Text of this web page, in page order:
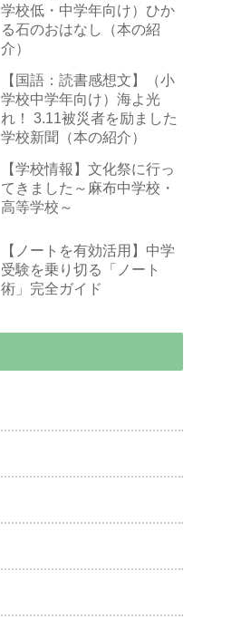
学校低・中学年向け）ひか
る石のおはなし（本の紹
介）
【国語：読書感想文】（小
学校中学年向け）海よ光
れ！ 3.11被災者を励ました
学校新聞（本の紹介）
【学校情報】文化祭に行っ
てきました～麻布中学校・
高等学校～
【ノートを有効活用】中学
受験を乗り切る「ノート
術」完全ガイド